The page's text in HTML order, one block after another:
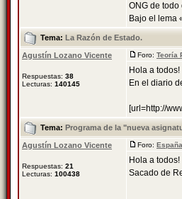
ONG de
Bajo el lema
Tema: La Razón de Estado.
Agustín Lozano Vicente
Respuestas: 38
Lecturas: 140145
Foro: Teoría
Hola a todos!
En el diario
[url=http://
Tema: Programa de la "nueva
Agustín Lozano Vicente
Respuestas: 21
Lecturas: 100438
Foro: España
Hola a todos!
Sacado de